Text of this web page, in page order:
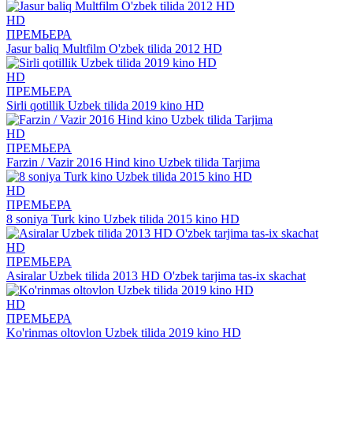
HD
ПРЕМЬЕРА
Jasur baliq Multfilm O'zbek tilida 2012 HD
HD
ПРЕМЬЕРА
Sirli qotillik Uzbek tilida 2019 kino HD
HD
ПРЕМЬЕРА
Farzin / Vazir 2016 Hind kino Uzbek tilida Tarjima
HD
ПРЕМЬЕРА
8 soniya Turk kino Uzbek tilida 2015 kino HD
HD
ПРЕМЬЕРА
Asiralar Uzbek tilida 2013 HD O'zbek tarjima tas-ix skachat
HD
ПРЕМЬЕРА
Ko'rinmas oltovlon Uzbek tilida 2019 kino HD